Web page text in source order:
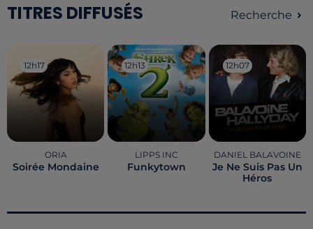
TITRES DIFFUSÉS Recherche
12h17
12h17
ORIA
Soirée Mondaine
12h13
12h13
LIPPS INC
Funkytown
12h07
12h07
DANIEL BALAVOINE
Je Ne Suis Pas Un
Héros